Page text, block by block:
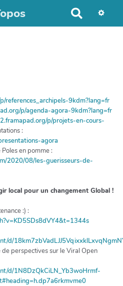
e
r
references_archipels-9kdm?lang=fr
p/agenda-agora-9kdm?lang=fr
p/projets-en-cours-
:
agora
en pomme :
2020/08/les-guerisseurs-de-
local pour un changement Global !
:) :
d/
perspectives sur le Viral Open
d/1N8DzQkCiLN_Yb3woHrmf-